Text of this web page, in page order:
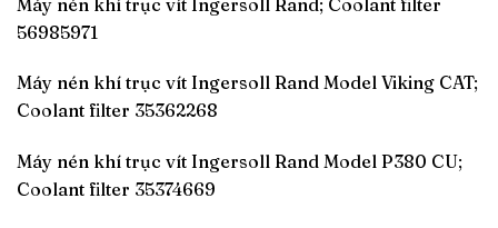
56985971
Máy nén khí trục vít Ingersoll Rand Model Viking CAT;
Coolant filter 35362268
Máy nén khí trục vít Ingersoll Rand Model P380 CU;
Coolant filter 35374669